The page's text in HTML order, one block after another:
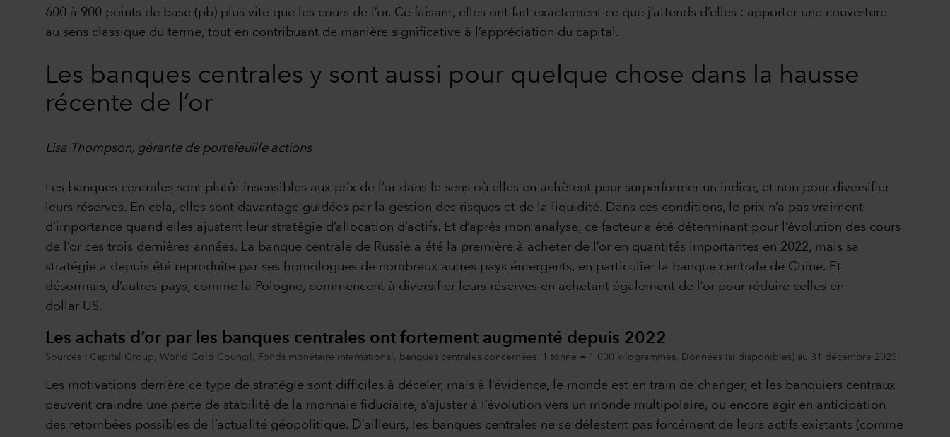
600 à 900 points de base (pb) plus vite que les cours de l’or. Ce faisant, elles ont fait exactement ce que j’attends d’elles : apporter une couverture
au sens classique du terme, tout en contribuant de manière significative à l’appréciation du capital.
Les banques centrales y sont aussi pour quelque chose dans la hausse
récente de l’or
Lisa Thompson, gérante de portefeuille actions
Les banques centrales sont plutôt insensibles aux prix de l’or dans le sens où elles en achètent pour surperformer un indice, et non pour diversifier
leurs réserves. En cela, elles sont davantage guidées par la gestion des risques et de la liquidité. Dans ces conditions, le prix n’a pas vraiment
d’importance quand elles ajustent leur stratégie d’allocation d’actifs. Et d’après mon analyse, ce facteur a été déterminant pour l’évolution des cours
de l’or ces trois dernières années. La banque centrale de Russie a été la première à acheter de l’or en quantités importantes en 2022, mais sa
stratégie a depuis été reproduite par ses homologues de nombreux autres pays émergents, en particulier la banque centrale de Chine. Et
désormais, d’autres pays, comme la Pologne, commencent à diversifier leurs réserves en achetant également de l’or pour réduire celles en
dollar US.
Les achats d’or par les banques centrales ont fortement augmenté depuis 2022
Sources : Capital Group, World Gold Council, Fonds monétaire international, banques centrales concernées. 1 tonne = 1 000 kilogrammes. Données (si disponibles) au 31 décembre 2025.
Les motivations derrière ce type de stratégie sont difficiles à déceler, mais à l’évidence, le monde est en train de changer, et les banquiers centraux
peuvent craindre une perte de stabilité de la monnaie fiduciaire, s’ajuster à l’évolution vers un monde multipolaire, ou encore agir en anticipation
des retombées possibles de l’actualité géopolitique. D’ailleurs, les banques centrales ne se délestent pas forcément de leurs actifs existants (comme